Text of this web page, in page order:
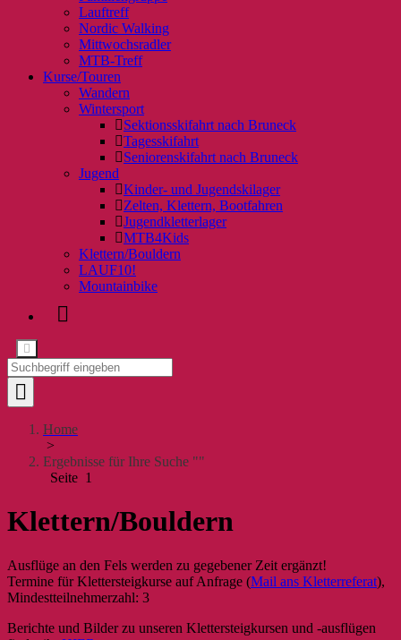
Lauftreff
Nordic Walking
Mittwochsradler
MTB-Treff
Kurse/Touren
Wandern
Wintersport
Sektionsskifahrt nach Bruneck
Tagesskifahrt
Seniorenskifahrt nach Bruneck
Jugend
Kinder- und Jugendskilager
Zelten, Klettern, Bootfahren
Jugendkletterlager
MTB4Kids
Klettern/Bouldern
LAUF10!
Mountainbike
Home
>
Ergebnisse für Ihre Suche ""
Seite 1
Klettern/Bouldern
Ausflüge an den Fels werden zu gegebener Zeit ergänzt!
Termine für Klettersteigkurse auf Anfrage (Mail ans Kletterreferat),
Mindestteilnehmerzahl: 3
Berichte und Bilder zu unseren Klettersteigkursen und -ausflügen